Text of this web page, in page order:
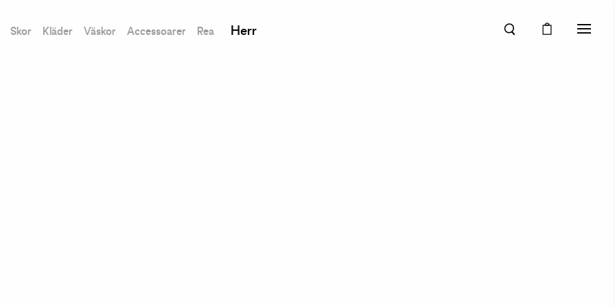
Skor Kläder Väskor Accessoarer Rea Herr